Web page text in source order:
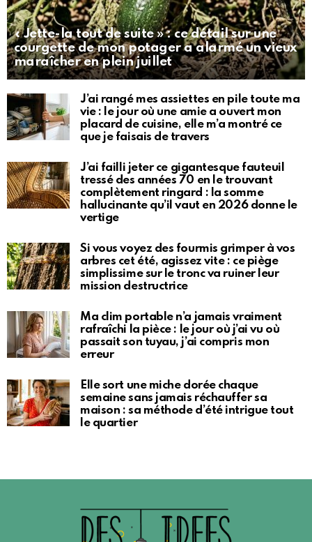
« Jette-la tout de suite » : ce détail sur une
courgette de mon potager a alarmé un vieux
maraîcher en plein juillet
J’ai rangé mes assiettes en pile toute ma
vie : le jour où une amie a ouvert mon
placard de cuisine, elle m’a montré ce
que je faisais de travers
J’ai failli jeter ce gigantesque fauteuil
tressé des années 70 en le trouvant
complètement ringard : la somme
hallucinante qu’il vaut en 2026 donne le
vertige
Si vous voyez des fourmis grimper à vos
arbres cet été, agissez vite : ce piège
simplissime sur le tronc va ruiner leur
mission destructrice
Ma clim portable n’a jamais vraiment
rafraîchi la pièce : le jour où j’ai vu où
passait son tuyau, j’ai compris mon
erreur
Elle sort une miche dorée chaque
semaine sans jamais réchauffer sa
maison : sa méthode d’été intrigue tout
le quartier